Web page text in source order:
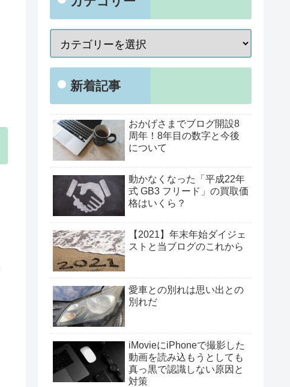
新着記事
おかげさまでブログ開設8
周年！8年目の数字と今後
について
動かなくなった「平成22年
式 GB3 フリード」の買取価
格はいくら？
【2021】年末年始ダイジェ
ストと当ブログのこれから
愛車との別れは思い出との
別れだ
iMovieにiPhoneで撮影した
動画を読み込もうとしても
真っ黒で認識しない原因と
対策